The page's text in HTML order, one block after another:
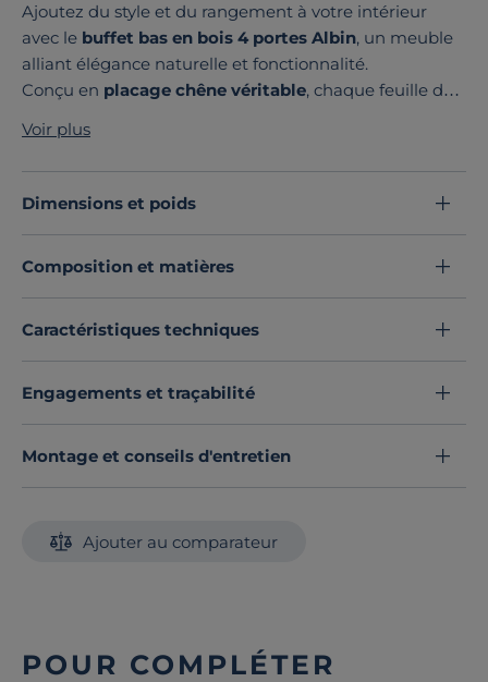
Ajoutez du style et du rangement à votre intérieur
avec le buffet bas en bois 4 portes Albin, un meuble
alliant élégance naturelle et fonctionnalité.
Conçu en placage chêne véritable, chaque feuille de
laisser apparaître les nœuds et veinages du chêne,
apportant une touche authentique et unique à votre
décoration.
vaisselle ou linge de maison. Son format
épurés'intègre facilement dans votre salon, salle à
manger ou même votre entrée.
espace tout en vous offrant un rangement optimal.
Découvrez toute notre sélection :Buffets
Voir plus
Dimensions et poids
Composition et matières
Caractéristiques techniques
Engagements et traçabilité
Montage et conseils d'entretien
Ajouter au comparateur
POUR COMPLÉTER